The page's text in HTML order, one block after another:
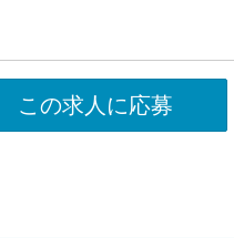
この求人に応募